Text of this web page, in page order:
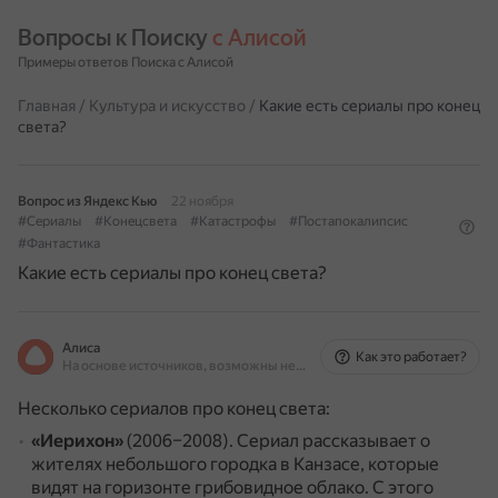
Вопросы к Поиску с Алисой
Примеры ответов Поиска с Алисой
Главная / Культура и искусство / Какие есть сериалы про конец
света?
Вопрос из Яндекс Кью
22 ноября
#Сериалы
#Конецсвета #Катастрофы
#Постапокалипсис
#Фантастика
Какие есть сериалы про конец света?
Алиса
На основе источников, возможны неточности
Как это работает?
Несколько сериалов про конец света:
«Иерихон» (2006–2008). Сериал рассказывает о
жителях небольшого городка в Канзасе, которые
видят на горизонте грибовидное облако. С этого